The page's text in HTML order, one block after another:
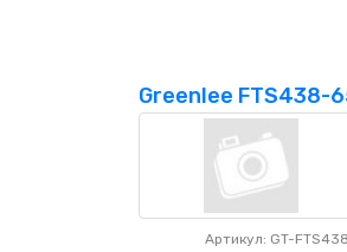
Greenlee FTS438-
Артикул: GT-